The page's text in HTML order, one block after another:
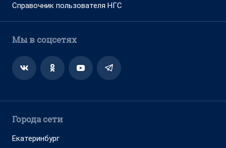
Справочник пользователя НГС
Мы в соцсетях
Города сети
Екатеринбург